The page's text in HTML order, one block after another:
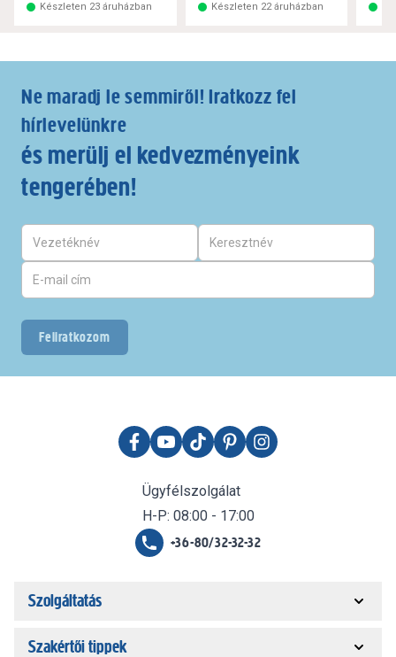
Készleten 23 áruházban
Készleten 22 áruházban
Ne maradj le semmiről! Iratkozz fel
hírlevelünkre
és merülj el kedvezményeink
tengerében!
Feliratkozom
Ügyfélszolgálat
H-P: 08:00 - 17:00
+36-80/32-32-32
Szolgáltatás
Szakértői tippek